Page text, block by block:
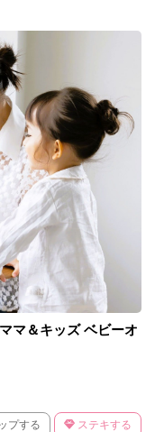
マ＆キッズ ベビーオ
プする ステキする